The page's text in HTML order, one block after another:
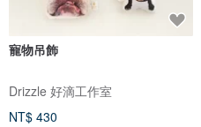
寵物吊飾
Drizzle 好滴工作室
NT$ 430